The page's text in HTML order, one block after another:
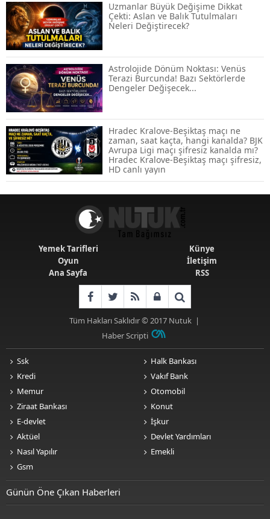
Temmuz 2026 Maaş Zammı Netleşiyor!
Memur, Emekli ve Sosyal Yardımlarda
Yeni Oranlar
KOSGEB’den KOBİ’lere Dev Finansman
Hamlesi: 36 Ay Vadeli 30 Milyon TL
Destek
Emekli Maaşlarında Temmuz Hesabı:
Zam Oranı ve Taban Aylık İçin Yeni
Senaryolar
Uzmanlar Büyük Değişime Dikkat
Çekti: Aslan ve Balık Tutulmaları
Neleri Değiştirecek?
Astrolojide Dönüm Noktası: Venüs
Terazi Burcunda! Bazı Sektörlerde
Dengeler Değişecek...
Hradec Kralove-Beşiktaş maçı ne
zaman, saat kaçta, hangi kanalda? BJK
Avrupa Ligi maçı şifresiz kanalda mı?
Hradec Kralove-Beşiktaş maçı şifresiz,
HD canlı yayın
Yemek Tarifleri
Oyun
Ana Sayfa
Künye
İletişim
RSS
Tüm Hakları Saklıdır © 2017 Nutuk|
Haber Scripti
Ssk
Kredi
Memur
Ziraat Bankası
E-devlet
Aktüel
Nasıl Yapılır
Gsm
Halk Bankası
Vakıf Bank
Otomobil
Konut
İşkur
Devlet Yardımları
Emekli
Günün Öne Çıkan Haberleri